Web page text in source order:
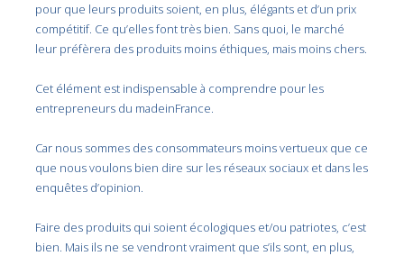
pour que leurs produits soient, en plus, élégants et d’un prix
compétitif. Ce qu’elles font très bien. Sans quoi, le marché
leur préfèrera des produits moins éthiques, mais moins chers.
Cet élément est indispensable à comprendre pour les
entrepreneurs du madeinFrance.
Car nous sommes des consommateurs moins vertueux que ce
que nous voulons bien dire sur les réseaux sociaux et dans les
enquêtes d’opinion.
Faire des produits qui soient écologiques et/ou patriotes, c’est
bien. Mais ils ne se vendront vraiment que s’ils sont, en plus,